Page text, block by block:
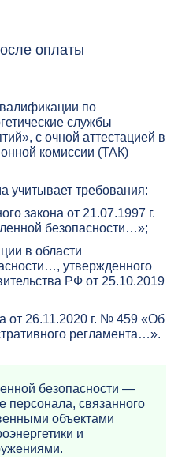
оплаты
по
службы
с очной аттестацией в
комиссии (ТАК)
учитывает требования:
закона от 21.07.1997 г.
безопасности…»;
в области
утвержденного
РФ от 25.10.2019
от 26.11.2020 г. № 459 «Об
регламента…».
безопасности —
персонала, связанного
объектами
и